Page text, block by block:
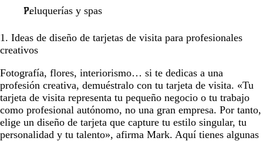
Peluquerías y spas
1. Ideas de diseño de tarjetas de visita para profesionales
creativos
Fotografía, flores, interiorismo… si te dedicas a una
profesión creativa, demuéstralo con tu tarjeta de visita. «Tu
tarjeta de visita representa tu pequeño negocio o tu trabajo
como profesional autónomo, no una gran empresa. Por tanto,
elige un diseño de tarjeta que capture tu estilo singular, tu
personalidad y tu talento», afirma Mark. Aquí tienes algunas